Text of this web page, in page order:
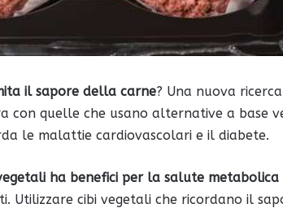
il sapore della carne? Una nuova
con quelle che usano alternative a base
le malattie cardiovascolari e il diabete.
ha benefici per la salute metabolica
Utilizzare cibi vegetali che ricordano il